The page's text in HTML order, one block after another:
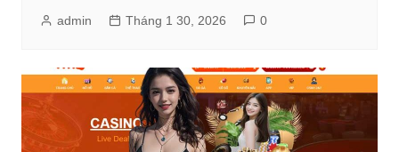
admin Tháng 1 30, 2026 0